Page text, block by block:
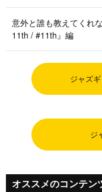
意外と誰も教えてくれ
11th / #11th』編
ジャズ
ジ
オススメのコンテン